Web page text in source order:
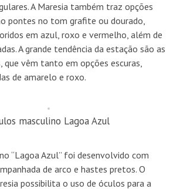
A Maresia também traz opções
pontes no tom grafite ou dourado,
em azul, roxo e vermelho, além de
A grande tendência da estação são as
que vêm tanto em opções escuras,
de amarelo e roxo.
masculino Lagoa Azul
“Lagoa Azul” foi desenvolvido com
de arco e hastes pretos. O
possibilita o uso de óculos para a